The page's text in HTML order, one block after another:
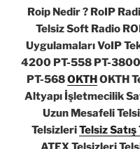
Roip Nedir ? RoIP
Telsiz Soft Radio
Uygulamaları VoIP
4200 PT-558 PT-
PT-568OKTHOKTH
Altyapı İşletmecilik
Uzun Mesafeli
TelsizleriTelsiz